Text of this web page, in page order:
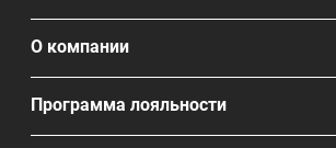
О компании
Программа лояльности